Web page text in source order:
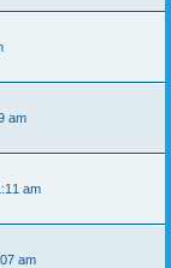
am
am
am